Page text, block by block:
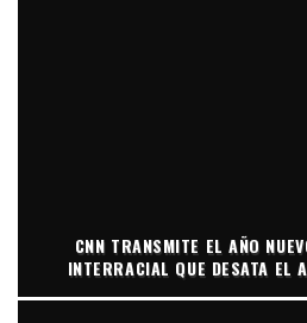
CNN TRANSMITE EL AÑO
INTERRACIAL QUE DESATA EL